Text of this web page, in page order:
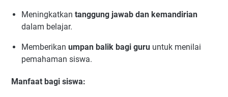
Meningkatkan tanggung jawab dan kemandirian
dalam belajar.
Memberikan umpan balik bagi guru untuk menilai
pemahaman siswa.
Manfaat bagi siswa: